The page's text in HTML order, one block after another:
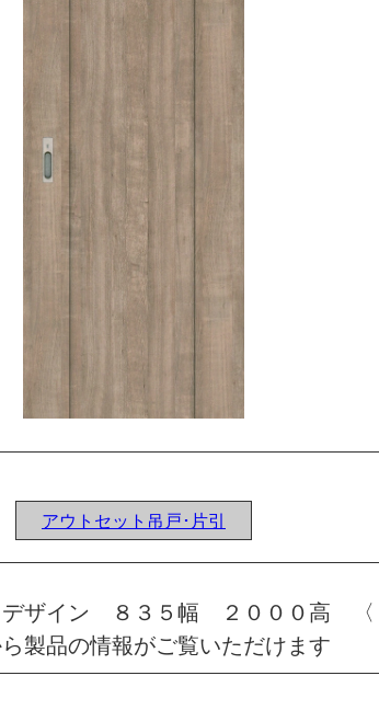
アウトセット吊戸･片引
ザイン ８３５幅 ２０００高
製品の情報がご覧いただけます